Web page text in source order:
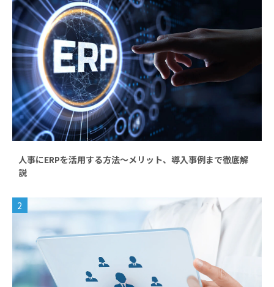
人事にERPを活用する方法～メリット、導入事例まで徹底解
説
2